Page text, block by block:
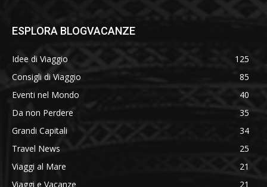
ESPLORA BLOGVACANZE
Idee di Viaggio
125
Consigli di Viaggio
85
Eventi nel Mondo
40
Da non Perdere
35
Grandi Capitali
34
Travel News
25
Viaggi al Mare
21
Viaggi e Vacanze
21